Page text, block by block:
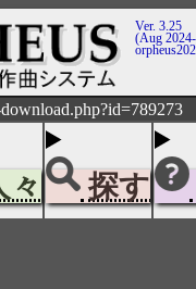
Ver. 3.25
(Aug
々 探す